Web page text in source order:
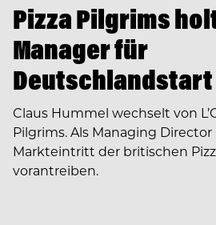
Pizza Pilgrims
Manager für
Deutschlandstart
Claus Hummel wechselt von
Pilgrims. Als Managing
Markteintritt der britischen
vorantreiben.